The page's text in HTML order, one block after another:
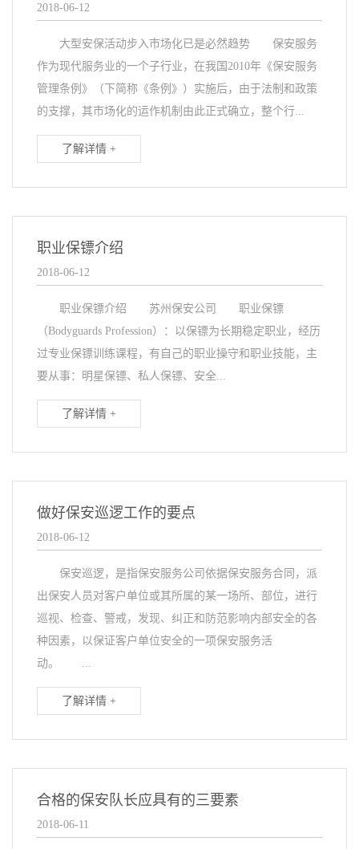
2018-06-12
大型安保活动步入市场化已是必然趋势 保安服务
作为现代服务业的一个子行业，在我国2010年《保安服务
管理条例》（下简称《条例》）实施后，由于法制和政策
的支撑，其市场化的运作机制由此正式确立，整个行...
了解详情 +
职业保镖介绍
2018-06-12
职业保镖介绍 苏州保安公司 职业保镖
（Bodyguards Profession）：以保镖为长期稳定职业，经历
过专业保镖训练课程，有自己的职业操守和职业技能，主
要从事：明星保镖、私人保镖、安全...
了解详情 +
做好保安巡逻工作的要点
2018-06-12
保安巡逻，是指保安服务公司依据保安服务合同，派
出保安人员对客户单位或其所属的某一场所、部位，进行
巡视、检查、警戒，发现、纠正和防范影响内部安全的各
种因素，以保证客户单位安全的一项保安服务活
动。 ...
了解详情 +
合格的保安队长应具有的三要素
2018-06-11